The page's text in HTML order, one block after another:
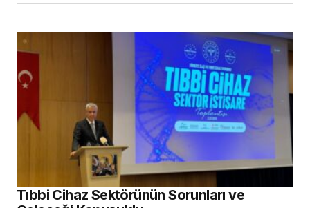
Tıbbi Cihaz Sektörünün Sorunları ve